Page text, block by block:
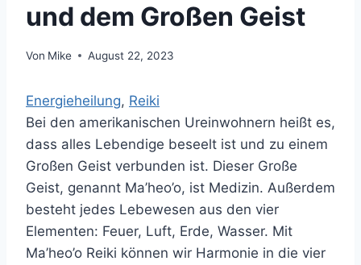
und dem Großen Geist
Von Mike August 22, 2023
Energieheilung, Reiki
Bei den amerikanischen Ureinwohnern heißt es,
dass alles Lebendige beseelt ist und zu einem
Großen Geist verbunden ist. Dieser Große
Geist, genannt Ma’heo’o, ist Medizin. Außerdem
besteht jedes Lebewesen aus den vier
Elementen: Feuer, Luft, Erde, Wasser. Mit
Ma’heo’o Reiki können wir Harmonie in die vier